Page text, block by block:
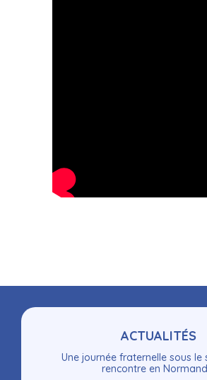
ACTUALITÉS
Une journée fraternelle sous le
rencontre en